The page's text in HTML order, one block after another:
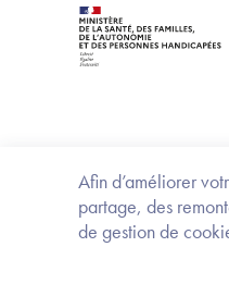
Afin d’améliorer
partage, des
de gestion de
Footer